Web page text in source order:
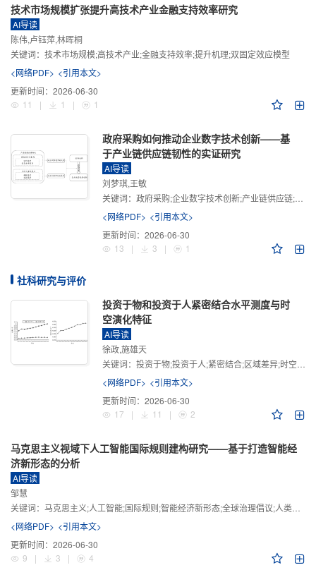
技术市场规模扩张提升高技术产业金融支持效率研究
AI导读
陈伟,卢钰萍,林晖桐
关键词： 技术市场规模;高技术产业;金融支持效率;提升机理;双固定效应模型
<网络PDF> <引用本文>
更新时间： 2026-06-30
11
| 1 | 1
政府采购如何推动企业数字技术创新——基
于产业链供应链韧性的实证研究
AI导读
刘梦琪,王敏
关键词： 政府采购;企业数字技术创新;产业链供应链;产业链供应链韧性;需求侧财政政策
<网络PDF> <引用本文>
更新时间： 2026-06-30
13
| 3 | 1
社科研究与评价
投资于物和投资于人紧密结合水平测度与时
空演化特征
AI导读
徐政,施雄天
关键词： 投资于物;投资于人;紧密结合;区域差异;时空演化
<网络PDF> <引用本文>
更新时间： 2026-06-30
17
| 11 | 2
马克思主义视域下人工智能国际规则建构研究——基于打造智能经
济新形态的分析
AI导读
邹慧
关键词： 马克思主义;人工智能;国际规则;智能经济新形态;全球治理倡议;人类命运共同体
<网络PDF> <引用本文>
更新时间： 2026-06-30
9
| 3 | 4